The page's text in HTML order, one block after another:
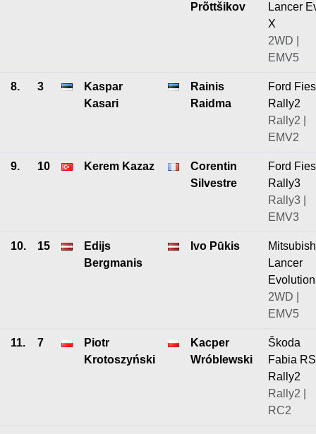
Prõttšikov
Lancer
X
2WD |
EMV5
8. 3
Kaspar
Kasari
Rainis
Raidma
Ford
Rally2
Rally2 |
EMV2
9. 10 Kerem Kazaz
Corentin
Silvestre
Ford
Rally3
Rally3 |
EMV3
10. 15
Edijs
Bergmanis
Ivo Pūkis
Lancer
2WD |
EMV5
11. 7
Piotr
Krotoszyński
Kacper
Wróblewski
Škoda
Fabia RS
Rally2
Rally2 |
RC2